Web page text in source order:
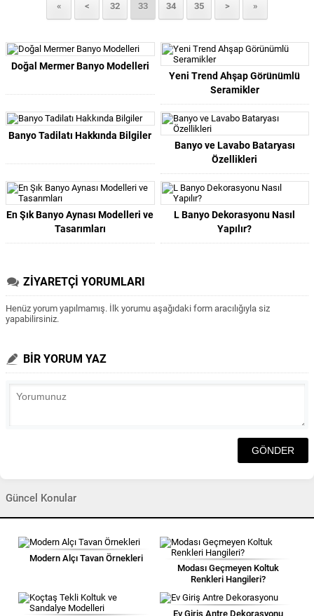
« < 32 33 34 35 > »
Doğal Mermer Banyo Modelleri
Yeni Trend Ahşap Görünümlü
Seramikler
Banyo Tadilatı Hakkında Bilgiler
Banyo ve Lavabo Bataryası
Özellikleri
En Şık Banyo Aynası Modelleri ve
Tasarımları
L Banyo Dekorasyonu Nasıl
Yapılır?
ZİYARETÇİ YORUMLARI
Henüz yorum yapılmamış. İlk yorumu aşağıdaki form aracılığıyla siz
yapabilirsiniz.
BİR YORUM YAZ
Güncel Konular
Modern Alçı Tavan Örnekleri
Modası Geçmeyen Koltuk
Renkleri Hangileri?
Ev Giriş Antre Dekorasyonu